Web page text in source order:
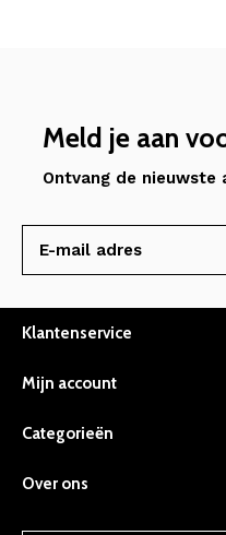
Meld je aan
Ontvang de nieuwste
Klantenservice
Mijn account
Categorieën
Over ons